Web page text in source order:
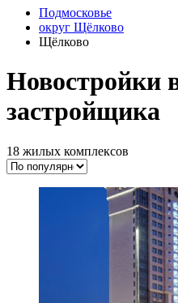
Подмосковье
округ Щёлково
Щёлково
Новостройки
застройщика
18 жилых комплексов